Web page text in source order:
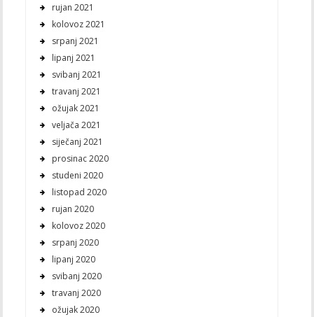
rujan 2021
kolovoz 2021
srpanj 2021
lipanj 2021
svibanj 2021
travanj 2021
ožujak 2021
veljača 2021
siječanj 2021
prosinac 2020
studeni 2020
listopad 2020
rujan 2020
kolovoz 2020
srpanj 2020
lipanj 2020
svibanj 2020
travanj 2020
ožujak 2020